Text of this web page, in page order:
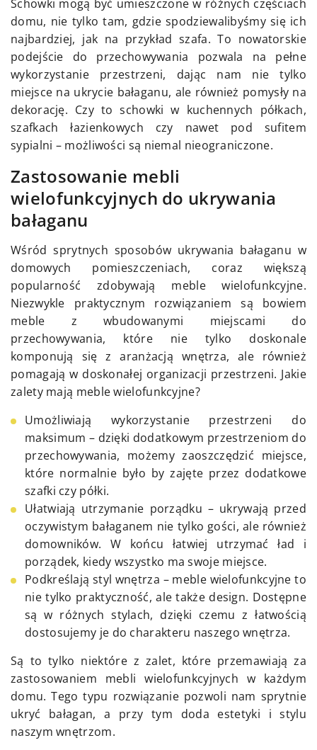
Schowki mogą być umieszczone w różnych częściach
domu, nie tylko tam, gdzie spodziewalibyśmy się ich
najbardziej, jak na przykład szafa. To nowatorskie
podejście do przechowywania pozwala na pełne
wykorzystanie przestrzeni, dając nam nie tylko
miejsce na ukrycie bałaganu, ale również pomysły na
dekorację. Czy to schowki w kuchennych półkach,
szafkach łazienkowych czy nawet pod sufitem
sypialni – możliwości są niemal nieograniczone.
Zastosowanie mebli
wielofunkcyjnych do ukrywania
bałaganu
Wśród sprytnych sposobów ukrywania bałaganu w
domowych pomieszczeniach, coraz większą
popularność zdobywają meble wielofunkcyjne.
Niezwykle praktycznym rozwiązaniem są bowiem
meble z wbudowanymi miejscami do
przechowywania, które nie tylko doskonale
komponują się z aranżacją wnętrza, ale również
pomagają w doskonałej organizacji przestrzeni. Jakie
zalety mają meble wielofunkcyjne?
Umożliwiają wykorzystanie przestrzeni do
maksimum – dzięki dodatkowym przestrzeniom do
przechowywania, możemy zaoszczędzić miejsce,
które normalnie było by zajęte przez dodatkowe
szafki czy półki.
Ułatwiają utrzymanie porządku – ukrywają przed
oczywistym bałaganem nie tylko gości, ale również
domowników. W końcu łatwiej utrzymać ład i
porządek, kiedy wszystko ma swoje miejsce.
Podkreślają styl wnętrza – meble wielofunkcyjne to
nie tylko praktyczność, ale także design. Dostępne
są w różnych stylach, dzięki czemu z łatwością
dostosujemy je do charakteru naszego wnętrza.
Są to tylko niektóre z zalet, które przemawiają za
zastosowaniem mebli wielofunkcyjnych w każdym
domu. Tego typu rozwiązanie pozwoli nam sprytnie
ukryć bałagan, a przy tym doda estetyki i stylu
naszym wnętrzom.